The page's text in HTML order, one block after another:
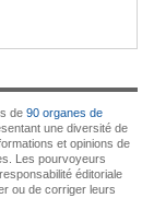
de 90 organes de
une diversité de
et opinions de
Les pourvoyeurs
éditoriale
ou de corriger leurs